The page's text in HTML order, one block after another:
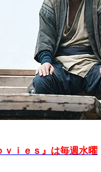
ｖｉｅｓ』は毎週水曜